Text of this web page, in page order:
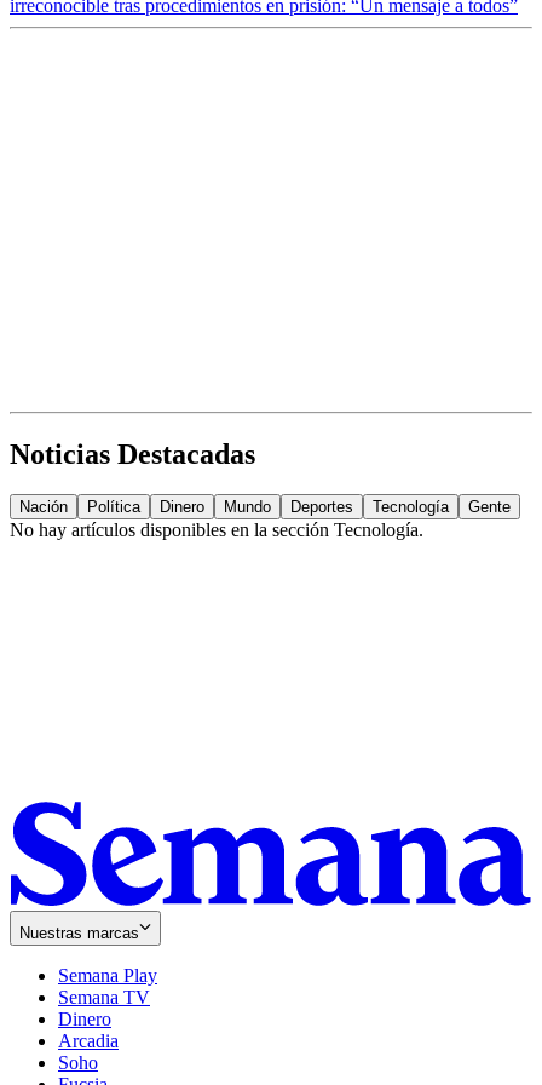
irreconocible tras procedimientos en prisión: “Un mensaje a todos”
Noticias Destacadas
Nación Política Dinero Mundo Deportes Tecnología Gente
No hay artículos disponibles en la sección Tecnología.
Nuestras marcas
Semana Play
Semana TV
Dinero
Arcadia
Soho